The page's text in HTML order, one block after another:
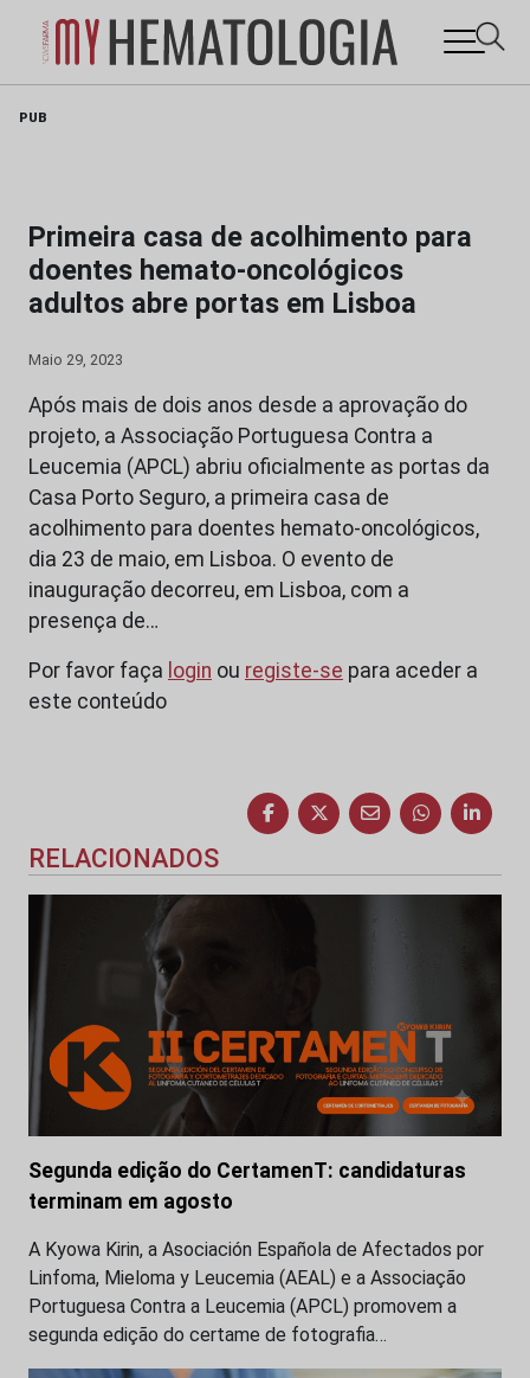
PUB
Primeira casa de acolhimento para
doentes hemato-oncológicos
adultos abre portas em Lisboa
Maio 29, 2023
Após mais de dois anos desde a aprovação do
projeto, a Associação Portuguesa Contra a
Leucemia (APCL) abriu oficialmente as portas da
Casa Porto Seguro, a primeira casa de
acolhimento para doentes hemato-oncológicos,
dia 23 de maio, em Lisboa. O evento de
inauguração decorreu, em Lisboa, com a
presença de…
Por favor faça login ou registe-se para aceder a
este conteúdo
RELACIONADOS
Segunda edição do CertamenT: candidaturas
terminam em agosto
A Kyowa Kirin, a Asociación Española de Afectados por
Linfoma, Mieloma y Leucemia (AEAL) e a Associação
Portuguesa Contra a Leucemia (APCL) promovem a
segunda edição do certame de fotografia…